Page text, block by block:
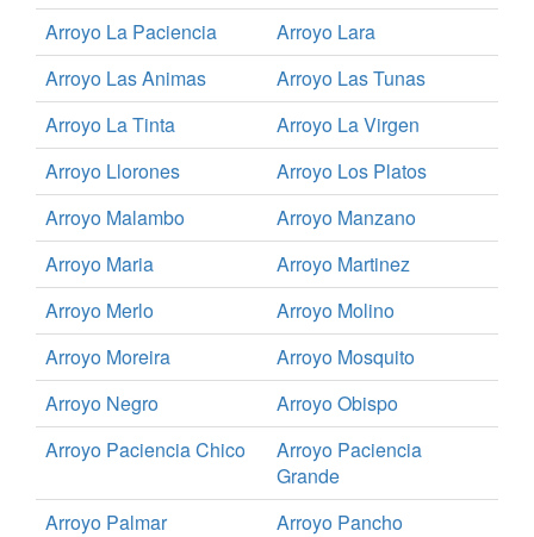
Arroyo La Paciencia
Arroyo Lara
Arroyo Las Animas
Arroyo Las Tunas
Arroyo La Tinta
Arroyo La Virgen
Arroyo Llorones
Arroyo Los Platos
Arroyo Malambo
Arroyo Manzano
Arroyo Maria
Arroyo Martinez
Arroyo Merlo
Arroyo Molino
Arroyo Moreira
Arroyo Mosquito
Arroyo Negro
Arroyo Obispo
Arroyo Paciencia Chico
Arroyo Paciencia
Grande
Arroyo Palmar
Arroyo Pancho